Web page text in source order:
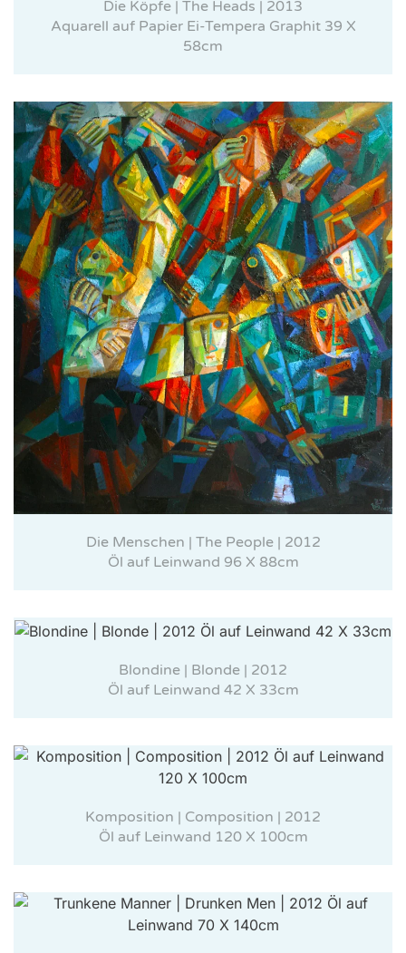
Die Köpfe | The Heads | 2013
Aquarell auf Papier Ei-Tempera Graphit 39 X
58cm
Die Menschen | The People | 2012
Öl auf Leinwand 96 X 88cm
Blondine | Blonde | 2012
Öl auf Leinwand 42 X 33cm
Komposition | Composition | 2012
Öl auf Leinwand 120 X 100cm